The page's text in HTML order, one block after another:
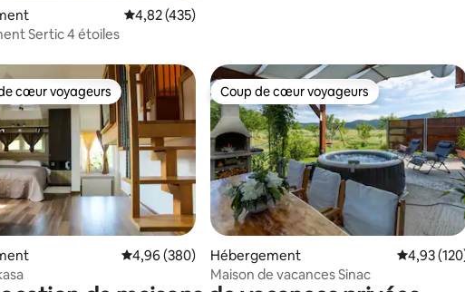
Évaluation moyenne sur la base de 435 commentaires :
4,82 (435)
Sertic 4 étoiles
base de 218 commentaires : 4,99 sur 5
cœur voyageurs les plus appréciés
cœur voyageurs
Évaluation moyenne sur la base de 380 commentaires :
4,96 (380)
Coup de cœur voyageurs
Coup de cœur voyageurs
Hébergement Évaluation
4,93
Maison de vacances Sinac